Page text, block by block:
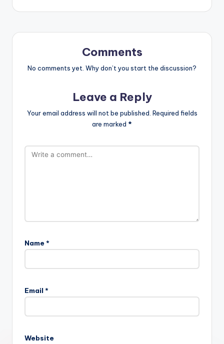
Comments
No comments yet. Why don’t you start the discussion?
Leave a Reply
Your email address will not be published. Required fields
are marked *
Name *
Email *
Website